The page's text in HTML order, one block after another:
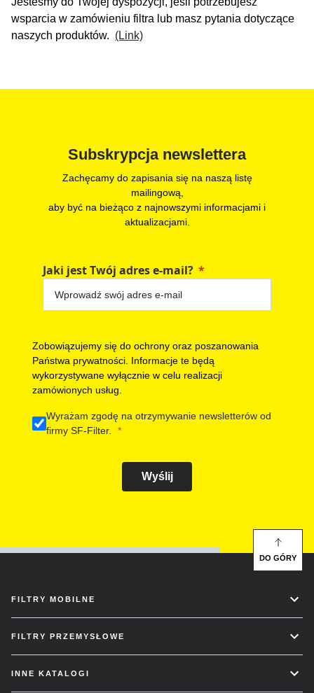
wsparcia w zamówieniu filtra lub masz pytania dotyczące
naszych produktów. (Link)
Subskrypcja newslettera
Zachęcamy do zapisania się na naszą listę
mailingową,
aby być na bieżąco z najnowszymi informacjami i
aktualizacjami.
Jaki jest Twój adres e-mail?
Zobowiązujemy się do ochrony oraz poszanowania
Państwa prywatności. Informacje te będą
wykorzystywane wyłącznie w celu realizacji
zamówionych usług.
Wyrażam zgodę na otrzymywanie newsletterów od
firmy SF-Filter.
Wyślij
FILTRY MOBILNE
FILTRY PRZEMYSŁOWE
INNE KATALOGI
DO GÓRY